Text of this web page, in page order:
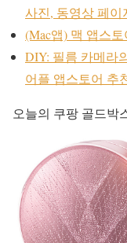
사진, 동영상 페이
(Mac앱) 맥 앱스
DIY: 필름 카메라
어플 앱스토어 추
오늘의 쿠팡 골드박